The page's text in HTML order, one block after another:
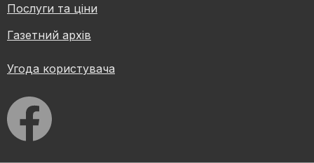
Послуги та ціни
Газетний архів
Угода користувача